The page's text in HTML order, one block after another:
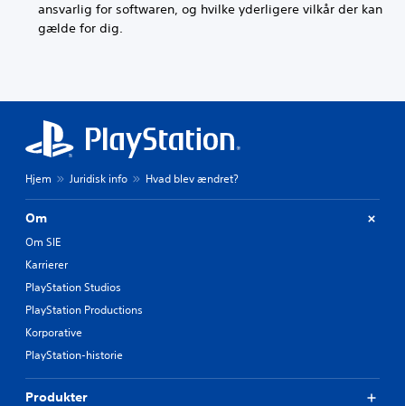
ansvarlig for softwaren, og hvilke yderligere vilkår der kan
gælde for dig.
Hjem Juridisk info Hvad blev ændret?
Om
Om SIE
Karrierer
PlayStation Studios
PlayStation Productions
Korporative
PlayStation-historie
Produkter